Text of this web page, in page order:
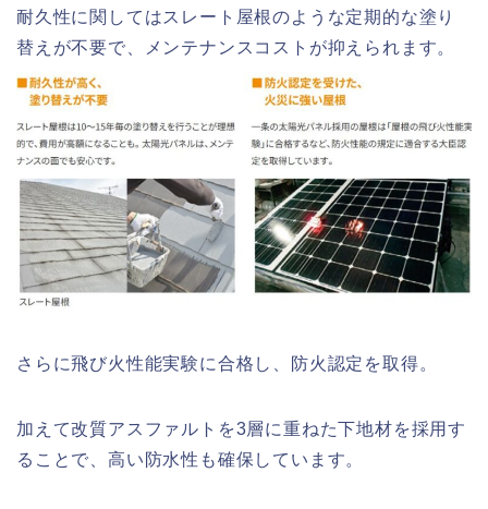
耐久性に関してはスレート屋根のような定期的な塗り
替えが不要で、メンテナンスコストが抑えられます。
さらに飛び火性能実験に合格し、防火認定を取得。
加えて改質アスファルトを3層に重ねた下地材を採用す
ることで、高い防水性も確保しています。